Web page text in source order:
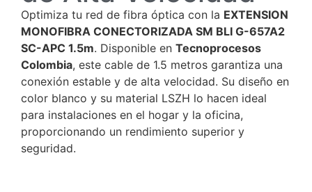
Optimiza tu red de fibra óptica con la EXTENSION
MONOFIBRA CONECTORIZADA SM BLI G-657A2
SC-APC 1.5m. Disponible en Tecnoprocesos
Colombia, este cable de 1.5 metros garantiza una
conexión estable y de alta velocidad. Su diseño en
color blanco y su material LSZH lo hacen ideal
para instalaciones en el hogar y la oficina,
proporcionando un rendimiento superior y
seguridad.